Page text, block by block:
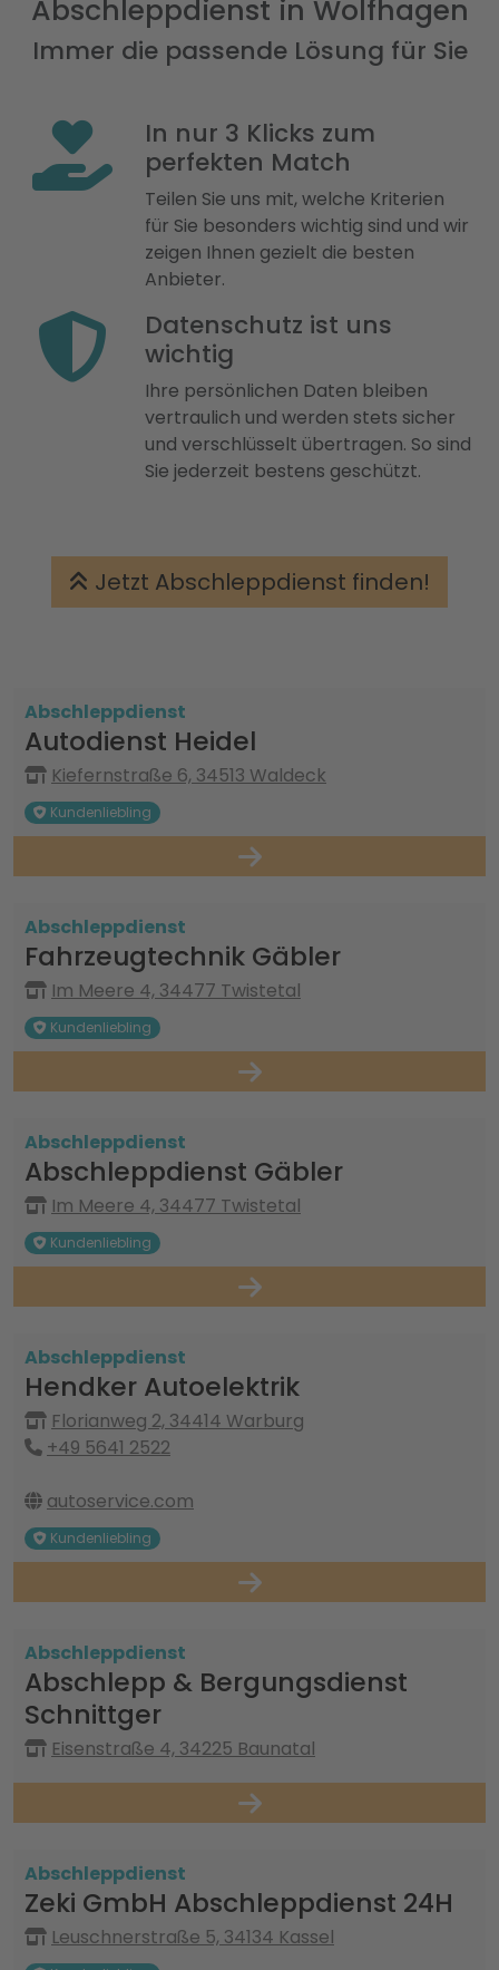
Abschleppdienst in Wolfhagen
Immer die passende Lösung für Sie
In nur 3 Klicks zum
perfekten Match
Teilen Sie uns mit, welche Kriterien
für Sie besonders wichtig sind und wir
zeigen Ihnen gezielt die besten
Anbieter.
Datenschutz ist uns
wichtig
Ihre persönlichen Daten bleiben
vertraulich und werden stets sicher
und verschlüsselt übertragen. So sind
Sie jederzeit bestens geschützt.
Jetzt Abschleppdienst finden!
Abschleppdienst
Autodienst Heidel
Kiefernstraße 6, 34513 Waldeck
Kundenliebling
Abschleppdienst
Fahrzeugtechnik Gäbler
Im Meere 4, 34477 Twistetal
Kundenliebling
Abschleppdienst
Abschleppdienst Gäbler
Im Meere 4, 34477 Twistetal
Kundenliebling
Abschleppdienst
Hendker Autoelektrik
Florianweg 2, 34414 Warburg
+49 5641 2522
autoservice.com
Kundenliebling
Abschleppdienst
Abschlepp & Bergungsdienst
Schnittger
Eisenstraße 4, 34225 Baunatal
Abschleppdienst
Zeki GmbH Abschleppdienst 24H
Leuschnerstraße 5, 34134 Kassel